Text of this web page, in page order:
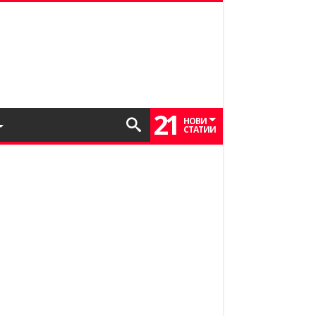
21 НОВИ
СТАТИИ